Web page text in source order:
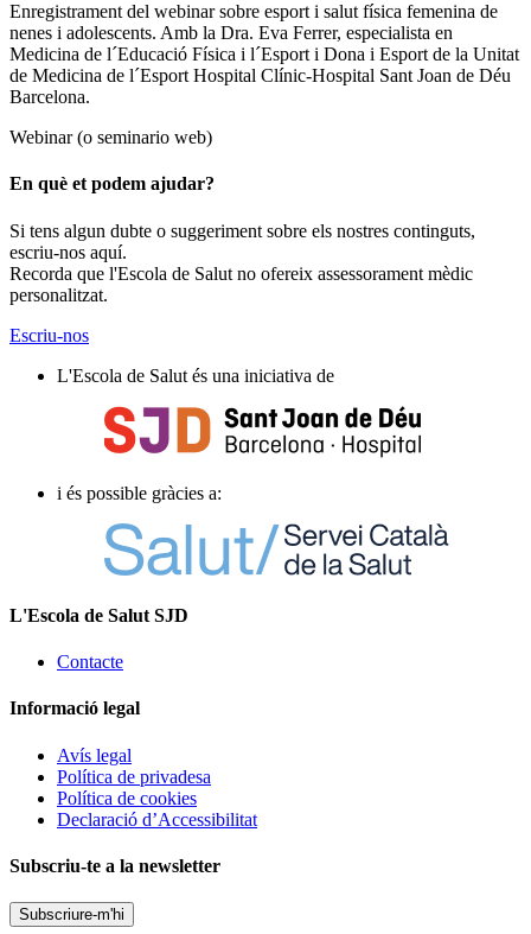
Enregistrament del webinar sobre esport i salut física femenina de
nenes i adolescents. Amb la Dra. Eva Ferrer, especialista en
Medicina de l´Educació Física i l´Esport i Dona i Esport de la Unitat
de Medicina de l´Esport Hospital Clínic-Hospital Sant Joan de Déu
Barcelona.
Webinar (o seminario web)
En què et podem ajudar?
Si tens algun dubte o suggeriment sobre els nostres continguts,
escriu-nos aquí.
Recorda que l'Escola de Salut no ofereix assessorament mèdic
personalitzat.
Escriu-nos
L'Escola de Salut és una iniciativa de
i és possible gràcies a:
L'Escola de Salut SJD
Contacte
Informació legal
Avís legal
Política de privadesa
Política de cookies
Declaració d’Accessibilitat
Subscriu-te a la newsletter
Subscriure-m'hi